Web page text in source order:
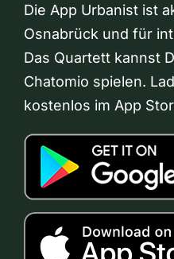
Die App Urbanist ist
Osnabrück und für
Das Quartett kannst
Chatomio spielen.
kostenlos im App